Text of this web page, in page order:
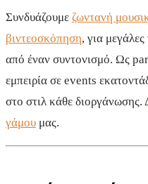
Συνδυάζουμε ζωντανή
βιντεοσκόπηση, για
από έναν συντονισμό. Ως
εμπειρία σε events
στο στιλ κάθε διοργάνωσης.
γάμου μας.